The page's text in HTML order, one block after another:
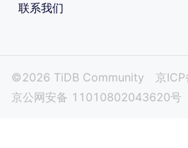
联系我们
©2026 TiDB Community
京
京公网安备 11010802043620号